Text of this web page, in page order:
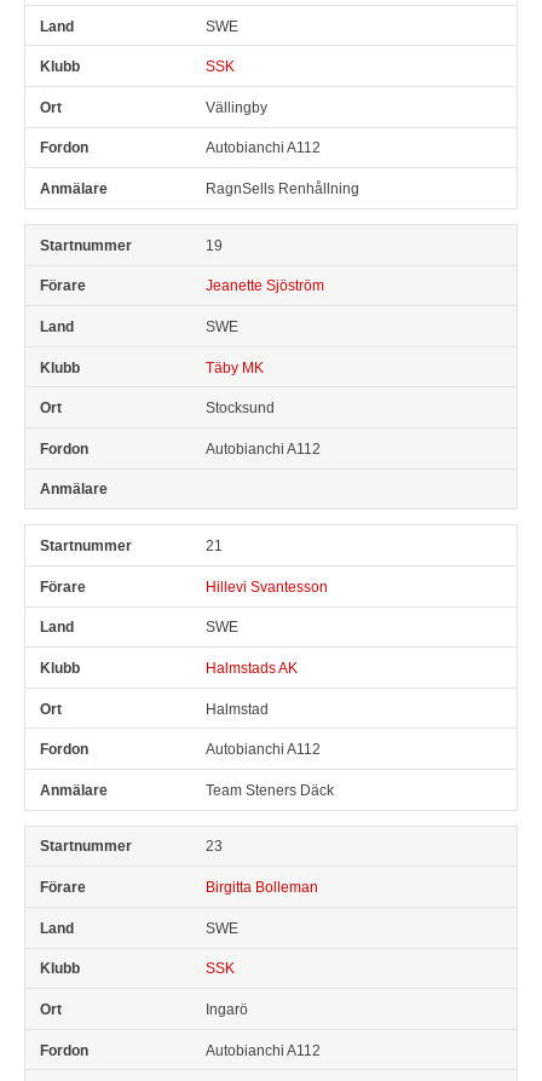
SWE
SSK
Vällingby
Autobianchi A112
RagnSells Renhållning
19
Jeanette Sjöström
SWE
Täby MK
Stocksund
Autobianchi A112
21
Hillevi Svantesson
SWE
Halmstads AK
Halmstad
Autobianchi A112
Team Steners Däck
23
Birgitta Bolleman
SWE
SSK
Ingarö
Autobianchi A112